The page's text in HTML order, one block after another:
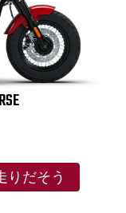
走りだそう